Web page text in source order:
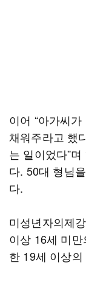
이어 “아가씨
채워주라고 했
는 일이었다”
다. 50대 형님
다.
미성년자의제
이상 16세 미
한 19세 이상